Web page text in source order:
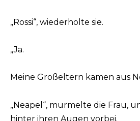
„Rossi“, wiederholte sie.
„Ja.
Meine Großeltern kamen aus
„Neapel“, murmelte die Frau,
hinter ihren Augen vorbei.